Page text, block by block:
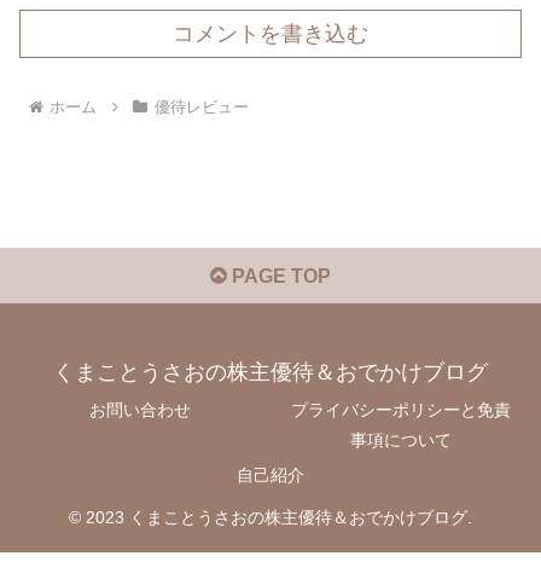
コメントを書き込む
ホーム 優待レビュー
PAGE TOP
くまことうさおの株主優待＆おでかけブログ
お問い合わせ
プライバシーポリシーと免責
事項について
自己紹介
© 2023 くまことうさおの株主優待＆おでかけブログ.